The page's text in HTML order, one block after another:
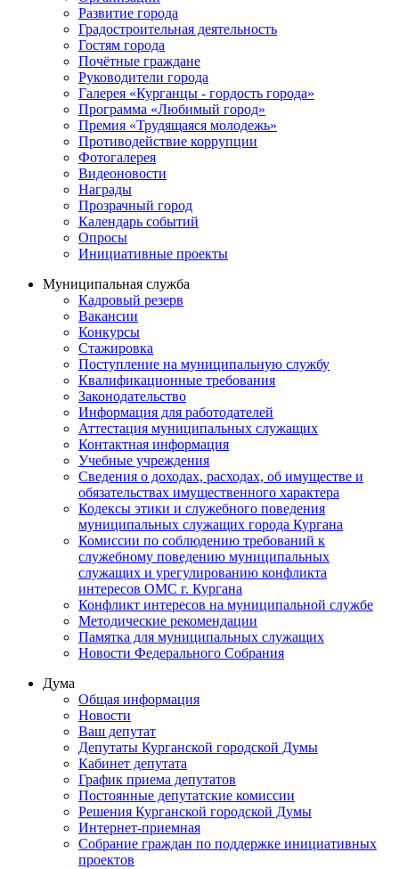
Развитие города
Градостроительная деятельность
Гостям города
Почётные граждане
Руководители города
Галерея «Курганцы - гордость города»
Программа «Любимый город»
Премия «Трудящаяся молодежь»
Противодействие коррупции
Фотогалерея
Видеоновости
Награды
Прозрачный город
Календарь событий
Опросы
Инициативные проекты
Муниципальная служба
Кадровый резерв
Вакансии
Конкурсы
Стажировка
Поступление на муниципальную службу
Квалификационные требования
Законодательство
Информация для работодателей
Аттестация муниципальных служащих
Контактная информация
Учебные учреждения
Сведения о доходах, расходах, об имуществе и
обязательствах имущественного характера
Кодексы этики и служебного поведения
муниципальных служащих города Кургана
Комиссии по соблюдению требований к
служебному поведению муниципальных
служащих и урегулированию конфликта
интересов ОМС г. Кургана
Конфликт интересов на муниципальной службе
Методические рекомендации
Памятка для муниципальных служащих
Новости Федерального Cобрания
Дума
Общая информация
Новости
Ваш депутат
Депутаты Курганской городской Думы
Кабинет депутата
График приема депутатов
Постоянные депутатские комиссии
Решения Курганской городской Думы
Интернет-приемная
Собрание граждан по поддержке инициативных
проектов